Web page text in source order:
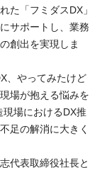
た「フミダスDX」
サポートし、業務
創出を実現しま
、やってみたけど
場が抱える悩みを
場におけるDX推
足の解消に大きく
代表取締役社長と